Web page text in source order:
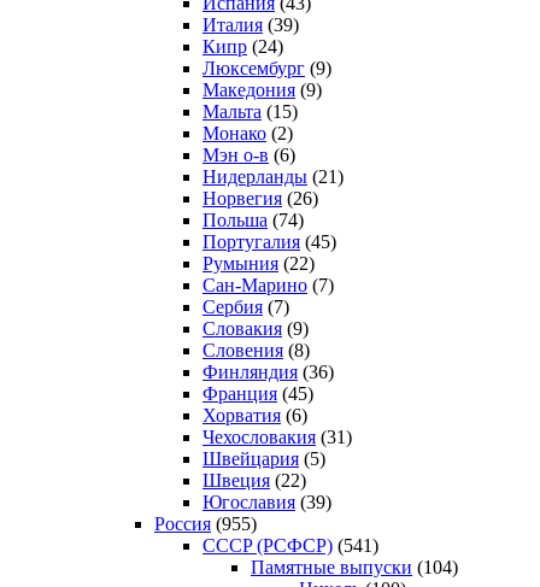
Италия (39)
Кипр (24)
Люксембург (9)
Македония (9)
Мальта (15)
Монако (2)
Мэн о-в (6)
Нидерланды (21)
Норвегия (26)
Польша (74)
Португалия (45)
Румыния (22)
Сан-Марино (7)
Сербия (7)
Словакия (9)
Словения (8)
Финляндия (36)
Франция (45)
Хорватия (6)
Чехословакия (31)
Швейцария (5)
Швеция (22)
Югославия (39)
Россия (955)
CCCP (РСФСР) (541)
Памятные выпуски (104)